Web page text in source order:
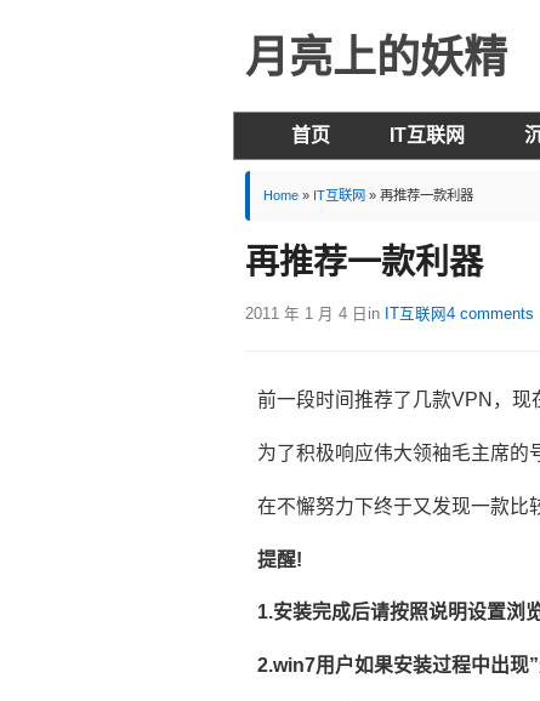
月亮上的妖精
首页 IT互联网
Home » IT互联网 »再推荐一款利器
再推荐一款利器
2011 年 1 月 4 日 in IT互联网4 comments
前一段时间推荐了几款VPN，现
为了积极响应伟大领袖毛主席
在不懈努力下终于又发现一款比
提醒!
1.安装完成后请按照说明设置浏
2.win7用户如果安装过程中出现